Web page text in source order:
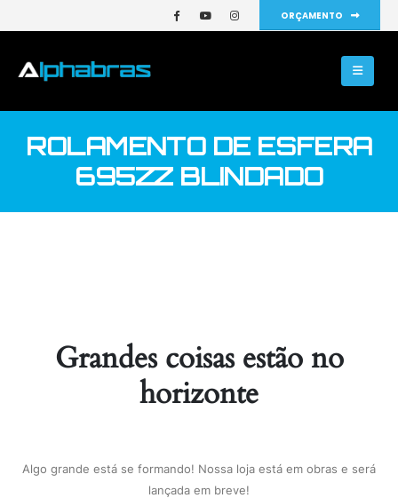
ORÇAMENTO
ROLAMENTO DE ESFERA
695ZZ BLINDADO
Grandes coisas estão no
horizonte
Algo grande está se formando! Nossa loja está em obras e será
lançada em breve!